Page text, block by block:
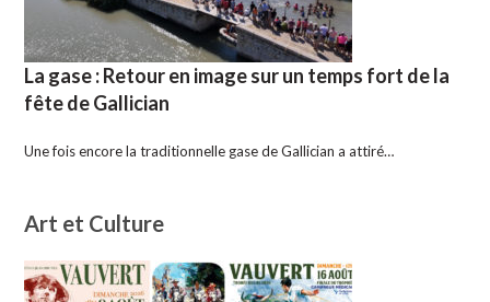
La gase : Retour en image sur un temps fort de la
fête de Gallician
Une fois encore la traditionnelle gase de Gallician a attiré…
Art et Culture